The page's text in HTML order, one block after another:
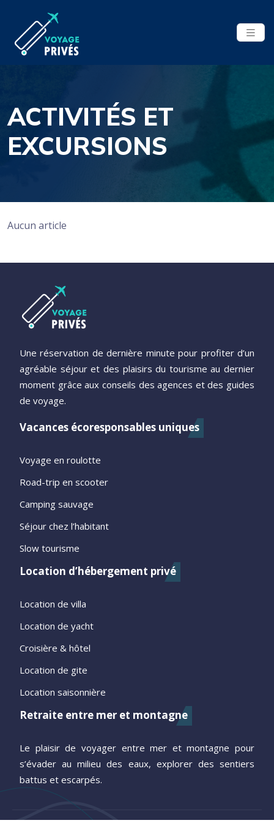
ACTIVITÉS ET
EXCURSIONS
Aucun article
Une réservation de dernière minute pour profiter d’un
agréable séjour et des plaisirs du tourisme au dernier
moment grâce aux conseils des agences et des guides
de voyage.
Vacances écoresponsables uniques
Voyage en roulotte
Road-trip en scooter
Camping sauvage
Séjour chez l’habitant
Slow tourisme
Location d’hébergement privé
Location de villa
Location de yacht
Croisière & hôtel
Location de gite
Location saisonnière
Retraite entre mer et montagne
Le plaisir de voyager entre mer et montagne pour
s’évader au milieu des eaux, explorer des sentiers
battus et escarpés.